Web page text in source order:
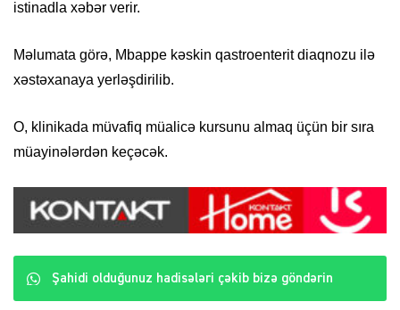
istinadla xəbər verir.
Məlumata görə, Mbappe kəskin qastroenterit diaqnozu ilə
xəstəxanaya yerləşdirilib.
O, klinikada müvafiq müalicə kursunu almaq üçün bir sıra
müayinələrdən keçəcək.
Şahidi olduğunuz hadisələri çəkib bizə göndərin